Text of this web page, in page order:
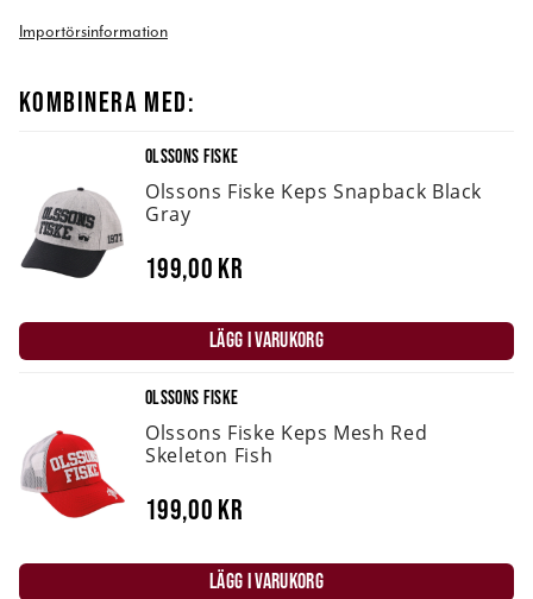
Importörsinformation
KOMBINERA MED:
OLSSONS FISKE
Olssons Fiske Keps Snapback Black
Gray
199,00 kr
LÄGG I VARUKORG
OLSSONS FISKE
Olssons Fiske Keps Mesh Red
Skeleton Fish
199,00 kr
LÄGG I VARUKORG